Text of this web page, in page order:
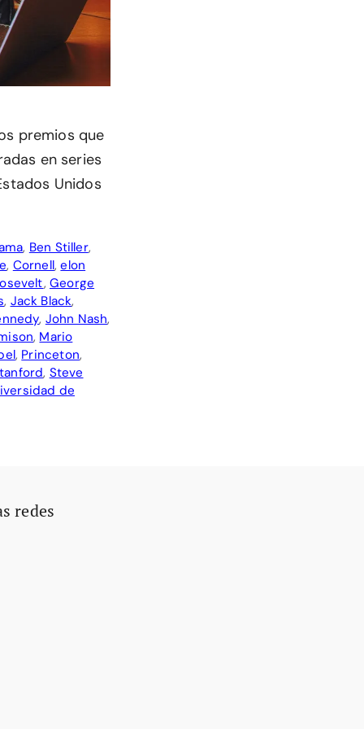
premios que
en series
Unidos
, Ben Stiller,
, Cornell,elon
, George
, Jack Black,
, John Nash,
, Mario
, Princeton,
, Steve
de
redes